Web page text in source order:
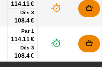
114.11 €
Dès 3
108.4 €
Par 1
114.11 €
Dès 3
108.4 €